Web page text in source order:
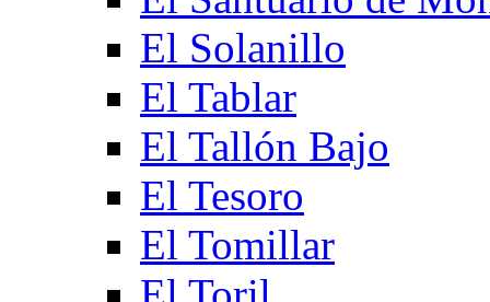
El Solanillo
El Tablar
El Tallón Bajo
El Tesoro
El Tomillar